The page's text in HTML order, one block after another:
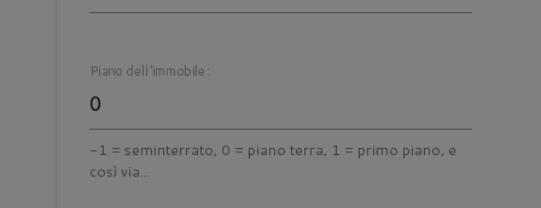
Piano dell'immobile:
-1 = seminterrato, 0 = piano terra, 1 = primo piano, e
così via...